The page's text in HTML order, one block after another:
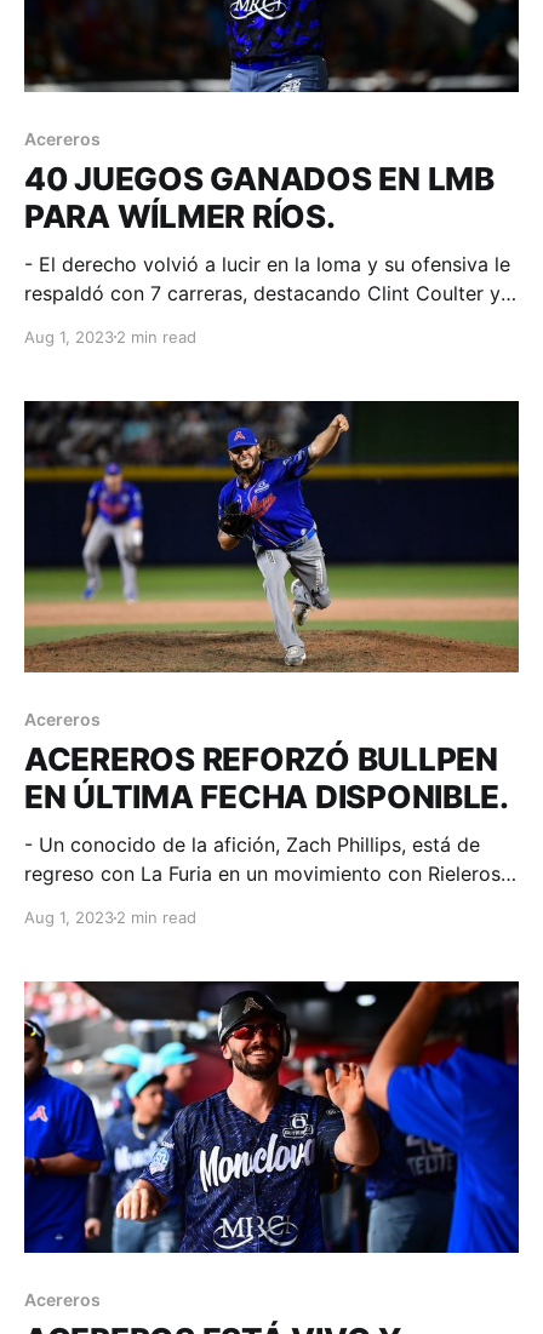
Acereros
40 JUEGOS GANADOS EN LMB
PARA WÍLMER RÍOS.
- El derecho volvió a lucir en la loma y su ofensiva le
respaldó con 7 carreras, destacando Clint Coulter y
uno. León, Guanajuato; 01 de agosto de 2023.
Coulter dispararon 3 indiscutibles cada uno, entre
ellos,
Aug 1, 20232 min read
Acereros
ACEREROS REFORZÓ BULLPEN
EN ÚLTIMA FECHA DISPONIBLE.
- Un conocido de la afición, Zach Phillips, está de
regreso con La Furia en un movimiento con Rieleros
de 2023. Acereros-Comunicación. El lanzador
Acereros, equipo con el que brilló y fue Campeón en
aquel
Aug 1, 20232 min read
Acereros